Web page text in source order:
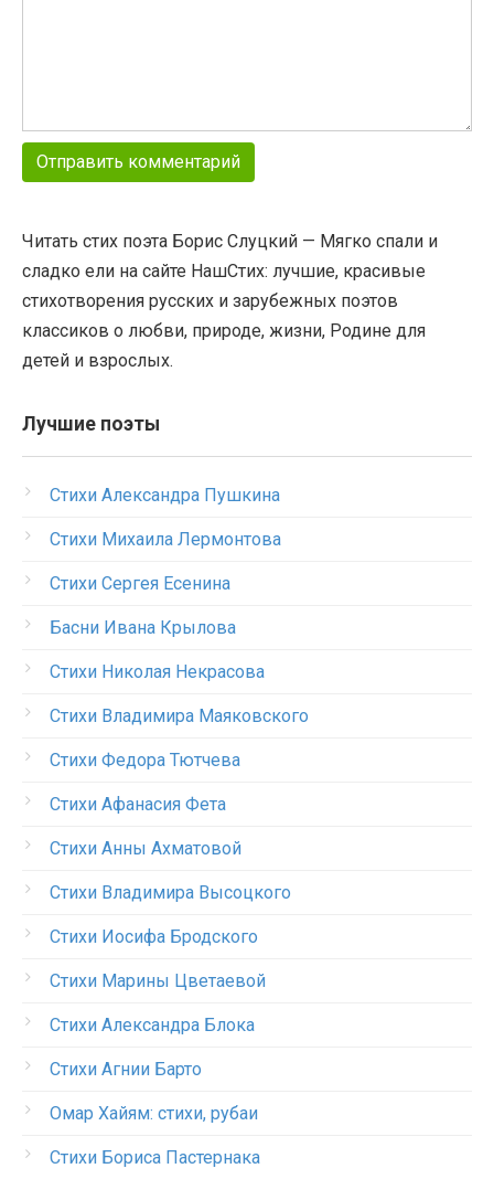
Читать стих поэта Борис Слуцкий — Мягко спали и
сладко ели на сайте НашСтих: лучшие, красивые
стихотворения русских и зарубежных поэтов
классиков о любви, природе, жизни, Родине для
детей и взрослых.
Лучшие поэты
Стихи Александра Пушкина
Стихи Михаила Лермонтова
Стихи Сергея Есенина
Басни Ивана Крылова
Стихи Николая Некрасова
Стихи Владимира Маяковского
Стихи Федора Тютчева
Стихи Афанасия Фета
Стихи Анны Ахматовой
Стихи Владимира Высоцкого
Стихи Иосифа Бродского
Стихи Марины Цветаевой
Стихи Александра Блока
Стихи Агнии Барто
Омар Хайям: стихи, рубаи
Стихи Бориса Пастернака